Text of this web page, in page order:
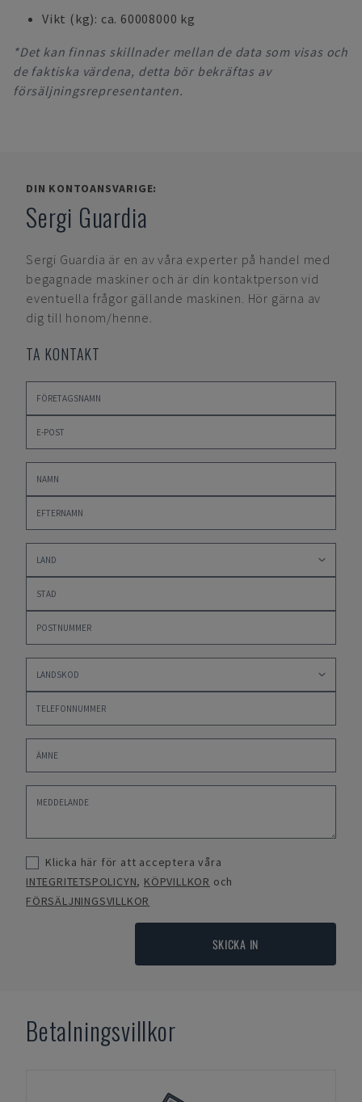
Vikt (kg): ca. 60008000 kg
*Det kan finnas skillnader mellan de data som visas och
de faktiska värdena, detta bör bekräftas av
försäljningsrepresentanten.
DIN KONTOANSVARIGE:
Sergi Guardia
Sergi Guardia är en av våra experter på handel med
begagnade maskiner och är din kontaktperson vid
eventuella frågor gällande maskinen. Hör gärna av
dig till honom/henne.
TA KONTAKT
Klicka här för att acceptera våra
INTEGRITETSPOLICYN, KÖPVILLKOR och
FÖRSÄLJNINGSVILLKOR
SKICKA IN
Betalningsvillkor